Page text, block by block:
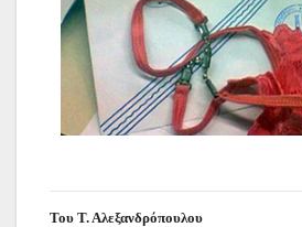
Του Τ. Αλεξανδρόπουλου